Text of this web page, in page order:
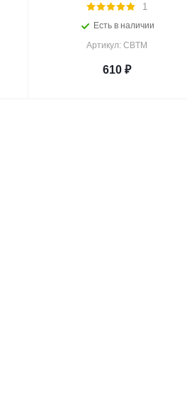
1
Есть в наличии
Артикул: CBTM
610₽